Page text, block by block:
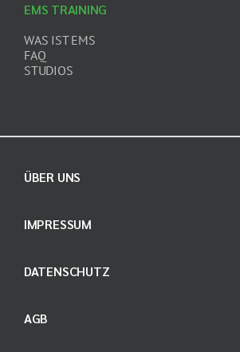
EMS TRAINING
WAS IST EMS
FAQ
STUDIOS
ÜBER UNS
IMPRESSUM
DATENSCHUTZ
AGB